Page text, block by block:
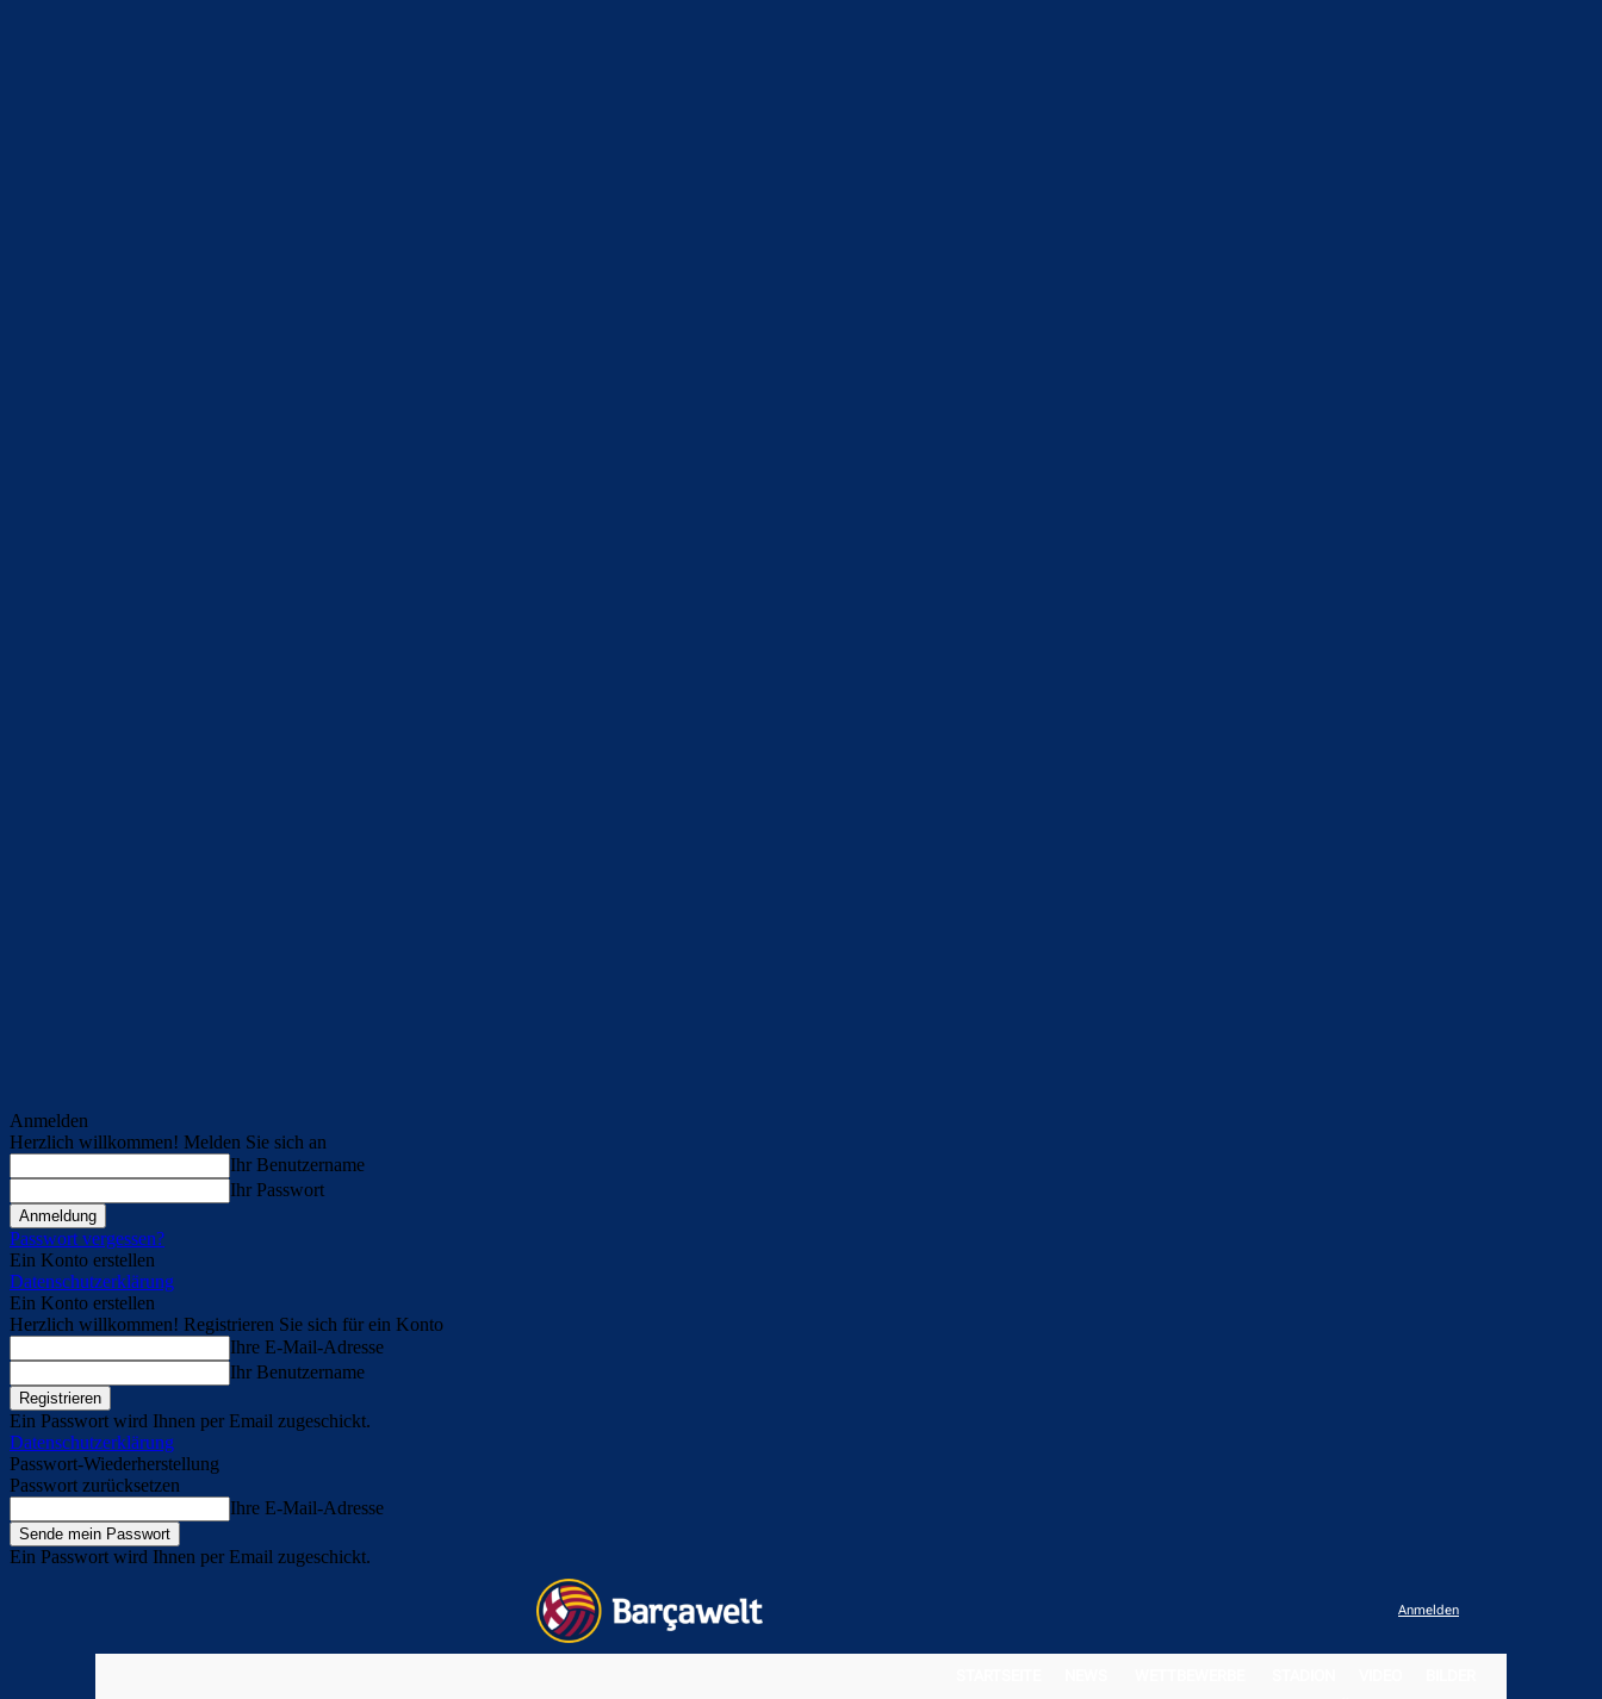
Anmelden
Herzlich willkommen! Melden Sie sich an
Ihr Benutzername
Ihr Passwort
Passwort vergessen?
Ein Konto erstellen
Datenschutzerklärung
Ein Konto erstellen
Herzlich willkommen! Registrieren Sie sich für ein Konto
Ihre E-Mail-Adresse
Ihr Benutzername
Ein Passwort wird Ihnen per Email zugeschickt.
Datenschutzerklärung
Passwort-Wiederherstellung
Passwort zurücksetzen
Ihre E-Mail-Adresse
Ein Passwort wird Ihnen per Email zugeschickt.
Anmelden